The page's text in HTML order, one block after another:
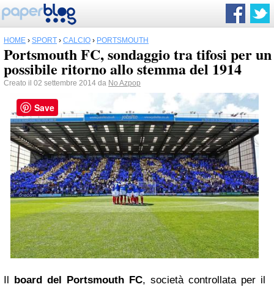
HOME › SPORT › CALCIO › PORTSMOUTH
Portsmouth FC, sondaggio tra tifosi per un
possibile ritorno allo stemma del 1914
Creato il 02 settembre 2014 da No Azpop
Il board del Portsmouth FC, società controllata per il
Save